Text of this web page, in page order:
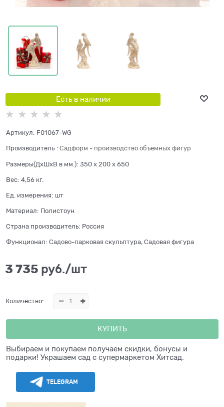
Есть в наличии
Артикул: F01067-WG
Производитель : Садформ - производство объемных фигур
Размеры(ДхШхВ в мм.): 350 x 200 x 650
Вес: 4,56 кг.
Ед. измерения: шт
Материал: Полистоун
Страна производитель: Россия
Функционал: Садово-парковая скульптура, Садовая фигура
3 735 руб./шт
Количество:
КУПИТЬ
Выбираем и покупаем получаем скидки, бонусы и
подарки! Украшаем сад с супермаркетом Хитсад.
TELEGRAM